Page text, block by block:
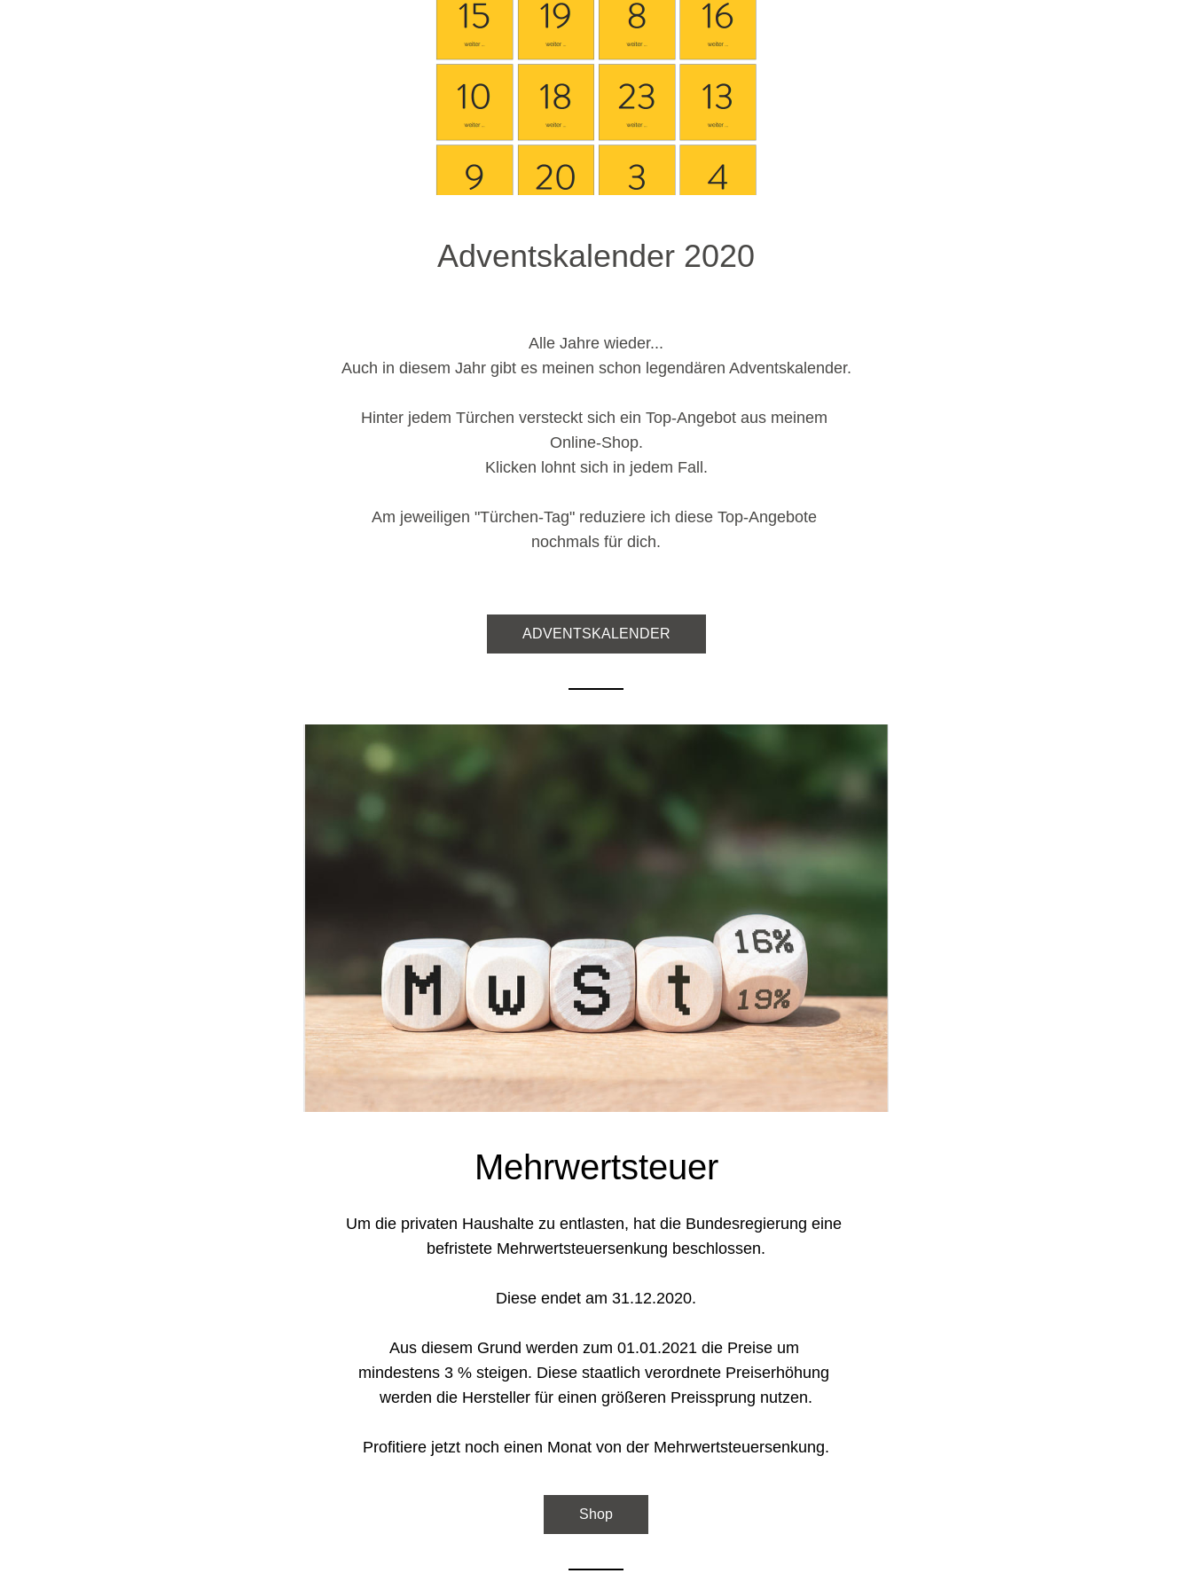
Adventskalender 2020
Alle Jahre wieder...
Auch in diesem Jahr gibt es meinen schon legendären Adventskalender.
Hinter jedem Türchen versteckt sich ein Top-Angebot aus meinem
Online-Shop.
Klicken lohnt sich in jedem Fall.
Am jeweiligen "Türchen-Tag" reduziere ich diese Top-Angebote
nochmals für dich.
ADVENTSKALENDER
Mehrwertsteuer
Um die privaten Haushalte zu entlasten, hat die Bundesregierung eine
befristete Mehrwertsteuersenkung beschlossen.
Diese endet am 31.12.2020.
Aus diesem Grund werden zum 01.01.2021 die Preise um
mindestens 3 % steigen. Diese staatlich verordnete Preiserhöhung
werden die Hersteller für einen größeren Preissprung nutzen.
Profitiere jetzt noch einen Monat von der Mehrwertsteuersenkung.
Shop